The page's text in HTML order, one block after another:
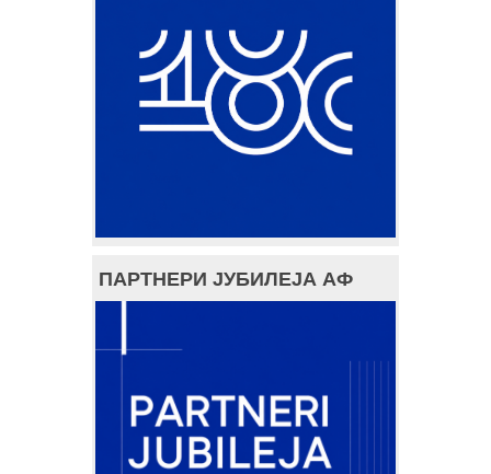
ПАРТНЕРИ ЈУБИЛЕЈА АФ